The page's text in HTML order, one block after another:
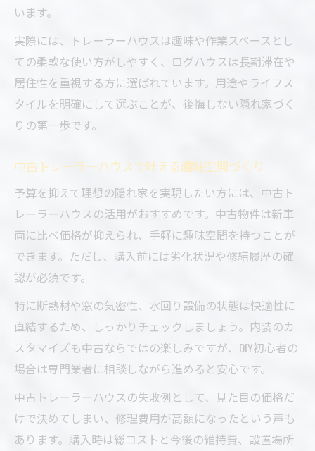
います。
実際には、トレーラーハウスは趣味や作業スペースとし
ての柔軟な使い方がしやすく、ログハウスは長期滞在や
居住性を重視する方に選ばれています。用途やライフス
タイルを明確にして選ぶことが、後悔しない隠れ家づく
りの第一歩です。
中古トレーラーハウスで叶える趣味空間づくり
予算を抑えて理想の隠れ家を実現したい方には、中古ト
レーラーハウスの活用がおすすめです。中古物件は新車
両に比べ価格が抑えられ、手軽に趣味空間を持つことが
できます。ただし、購入前には劣化状況や修繕履歴の確
認が必須です。
特に断熱材や窓の気密性、水回り設備の状態は快適性に
直結するため、しっかりチェックしましょう。内装のカ
スタマイズも中古ならではの楽しみですが、DIY初心者の
場合は専門業者に相談しながら進めると安心です。
中古トレーラーハウスの失敗例として、見た目の価格だ
けで決めてしまい、修理費用が高額になったという声も
あります。購入時は総コストと今後の維持費、設置場所